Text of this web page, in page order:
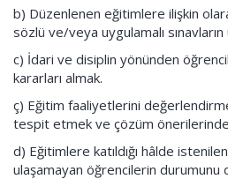
b) Düzenlenen eğitimlere ilişkin
sözlü ve/veya uygulamalı
c) İdari ve disiplin yönünden
kararları almak.
ç) Eğitim faaliyetlerini
tespit etmek ve çözüm
d) Eğitimlere katıldığı hâlde
ulaşamayan öğrencilerin durumunu